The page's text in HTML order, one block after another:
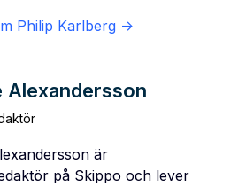
Philip Karlberg ->
Alexandersson
är
på Skippo och lever